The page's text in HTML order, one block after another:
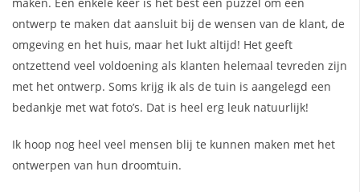
ontwerp te maken dat aansluit bij de wensen van de klant, de
omgeving en het huis, maar het lukt altijd! Het geeft
ontzettend veel voldoening als klanten helemaal tevreden zijn
met het ontwerp. Soms krijg ik als de tuin is aangelegd een
bedankje met wat foto’s. Dat is heel erg leuk natuurlijk!
Ik hoop nog heel veel mensen blij te kunnen maken met het
ontwerpen van hun droomtuin.